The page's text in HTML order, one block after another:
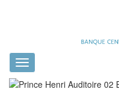
Toggle
navigation